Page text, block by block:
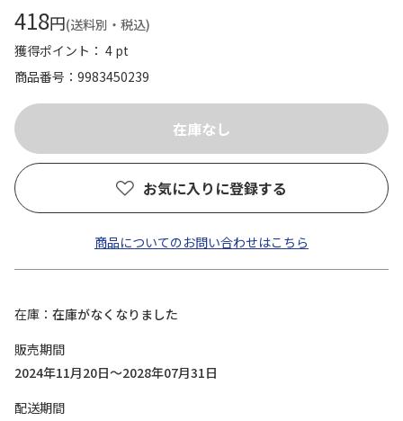
418円(送料別・税込)
獲得ポイント： 4 pt
商品番号
9983450239
お気に入りに登録する
商品についてのお問い合わせはこちら
在庫
在庫がなくなりました
販売期間
2024年11月20日～2028年07月31日
配送期間